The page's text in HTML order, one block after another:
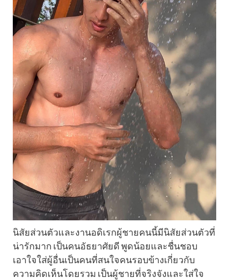
นิสัยส่วนตัวและงานอดิเรกผู้ชายคนนี้มีนิสัยส่วนตัวที่
น่ารักมาก เป็นคนอัธยาศัยดี พูดน้อยและชื่นชอบ
เอาใจใส่ผู้อื่นเป็นคนที่สนใจคนรอบข้างเกี่ยวกับ
ความคิดเห็นโดยรวม เป็นผู้ชายที่จริงจังและใส่ใจ